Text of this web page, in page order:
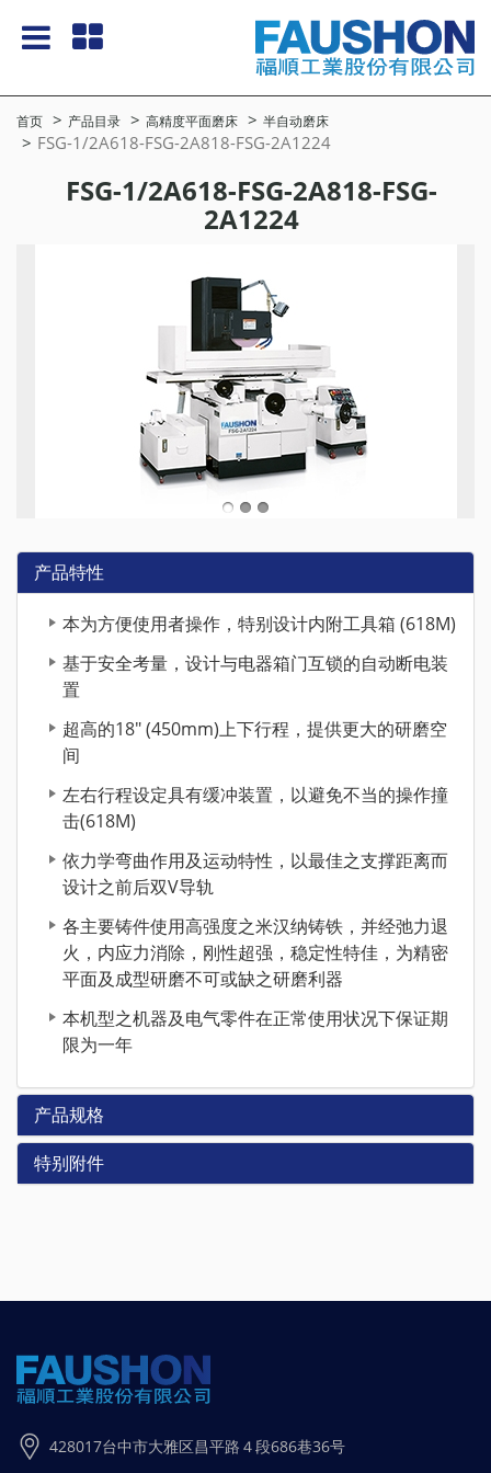
首页 产品目录 高精度平面磨床 半自动磨床
FSG-1/2A618-FSG-2A818-FSG-2A1224
FSG-1/2A618-FSG-2A818-FSG-
2A1224
产品特性
本为方便使用者操作，特别设计内附工具箱 (618M)
基于安全考量，设计与电器箱门互锁的自动断电装
置
超高的18" (450mm)上下行程，提供更大的研磨空
间
左右行程设定具有缓冲装置，以避免不当的操作撞
击(618M)
依力学弯曲作用及运动特性，以最佳之支撑距离而
设计之前后双V导轨
各主要铸件使用高强度之米汉纳铸铁，并经弛力退
火，内应力消除，刚性超强，稳定性特佳，为精密
平面及成型研磨不可或缺之研磨利器
本机型之机器及电气零件在正常使用状况下保证期
限为一年
产品规格
特别附件
428017台中市大雅区昌平路４段686巷36号